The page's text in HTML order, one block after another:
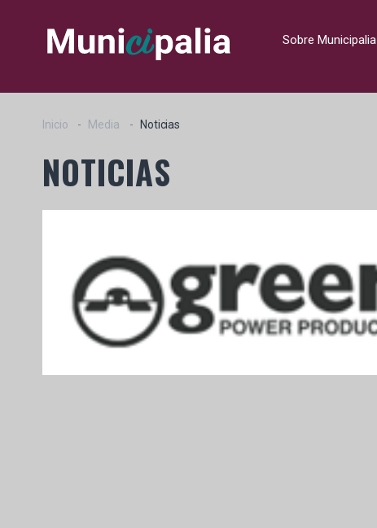
Sobre Municipalia
Inicio Media Noticias
NOTICIAS